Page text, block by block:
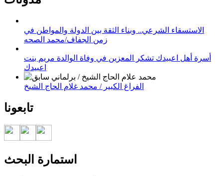
الاستسقاء الشرعي.. وبناء الثقة بين الدولة والمواطن في
زمن الجفاف/محمد الصحه
أسرة أهل اعبيدك تشكر المعزين في وفاة الوالدة مريم بنت
اعبيدك
الفراغ الكبير / محمد غلام الحاج الشيخ
تابعونا
استمارة البحث